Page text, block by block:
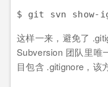
$ git svn show-
这样一来，避免了
Subversion 团队里唯
目包含 .gitignore，该